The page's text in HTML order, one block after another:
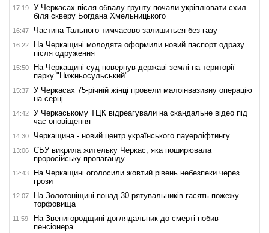
17:19
У Черкасах після обвалу ґрунту почали укріплювати схил
біля скверу Богдана Хмельницького
16:47 Частина Тального тимчасово залишиться без газу
16:22
На Черкащині молодята оформили новий паспорт одразу
після одруження
15:50
На Черкащині суд повернув державі землі на території
парку "Нижньосульський"
15:37
У Черкасах 75-річній жінці провели малоінвазивну операцію
на серці
14:42
У Черкаському ТЦК відреагували на скандальне відео під
час оповіщення
14:30 Черкащина - новий центр українського пауерліфтингу
13:06
СБУ викрила жительку Черкас, яка поширювала
проросійську пропаганду
12:43
На Черкащині оголосили жовтий рівень небезпеки через
грози
12:07
На Золотоніщині понад 30 рятувальників гасять пожежу
торфовища
11:59
На Звенигородщині доглядальник до смерті побив
пенсіонера